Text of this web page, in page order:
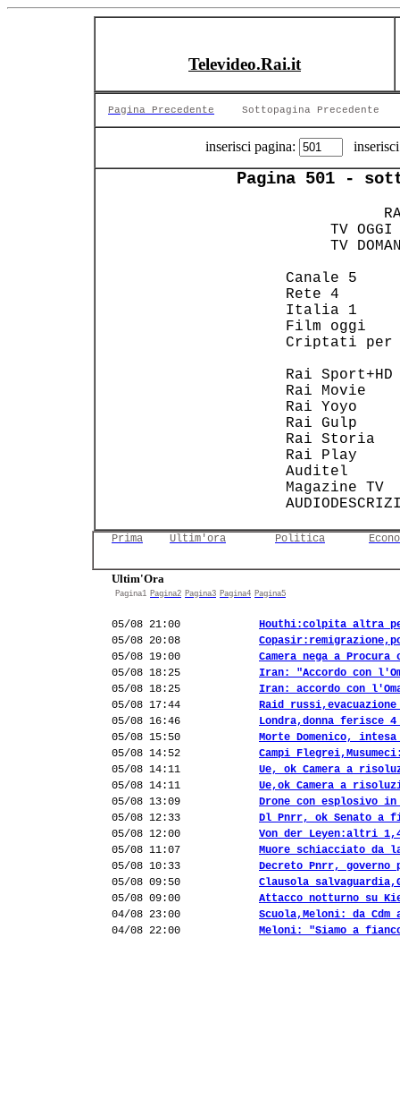
Televideo.Rai.it
Pagina Precedente Sottopagina Precedente
inserisci pagina:
Pagina 501 -
TV
TV
Canale
Rete
Italia
Film
Rai
Rai
Rai
Rai
Rai
Rai
Magazine
Prima Ultim'ora Politica
Ultim'Ora
Pagina1 Pagina2 Pagina3 Pagina4 Pagina5
05/08 21:00
Houthi:colpita altra
05/08 20:08
05/08 19:00
Camera nega a
05/08 18:25
Iran: "Accordo con
05/08 18:25
Iran: accordo con
05/08 17:44
Raid
05/08 16:46
Londra,donna ferisce
05/08 15:50
Morte Domenico,
05/08 14:52
Campi
05/08 14:11
Ue, ok Camera a
05/08 14:11
Ue,ok Camera a
05/08 13:09
Drone con esplosivo
05/08 12:33
Dl Pnrr, ok Senato a
05/08 12:00
Von der Leyen:altri
05/08 11:07
Muore schiacciato da
05/08 10:33
Decreto Pnrr,
05/08 09:50
Clausola
05/08 09:00
Attacco notturno su
04/08 23:00
Scuola,Meloni: da
04/08 22:00
Meloni: "Siamo a